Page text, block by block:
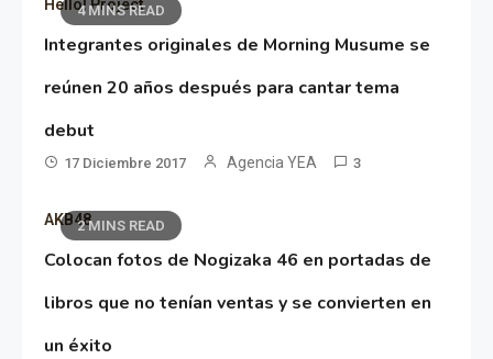
4 MINS READ
Hello! Project
Integrantes originales de Morning Musume se
reúnen 20 años después para cantar tema
debut
17 Diciembre 2017 Agencia YEA 3
2 MINS READ
AKB48
Colocan fotos de Nogizaka 46 en portadas de
libros que no tenían ventas y se convierten en
un éxito